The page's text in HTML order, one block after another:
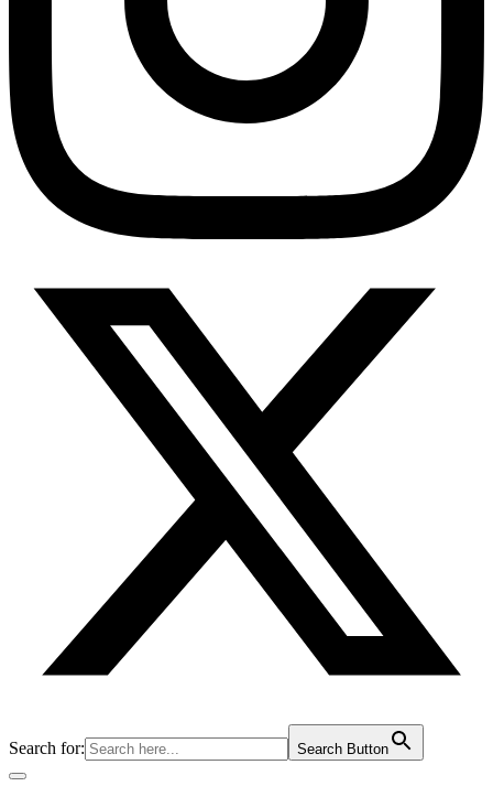
Search for: Search Button